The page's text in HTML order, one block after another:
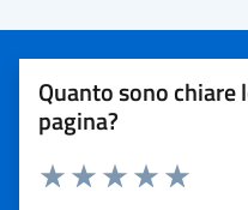
Quanto sono
pagina?